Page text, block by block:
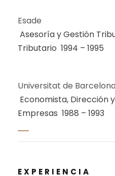
Esade
Asesoría y Gestión
Tributario 1994 – 1995
Universitat de
Economista, Dirección
Empresas 1988 – 1993
EXPERIENCIA